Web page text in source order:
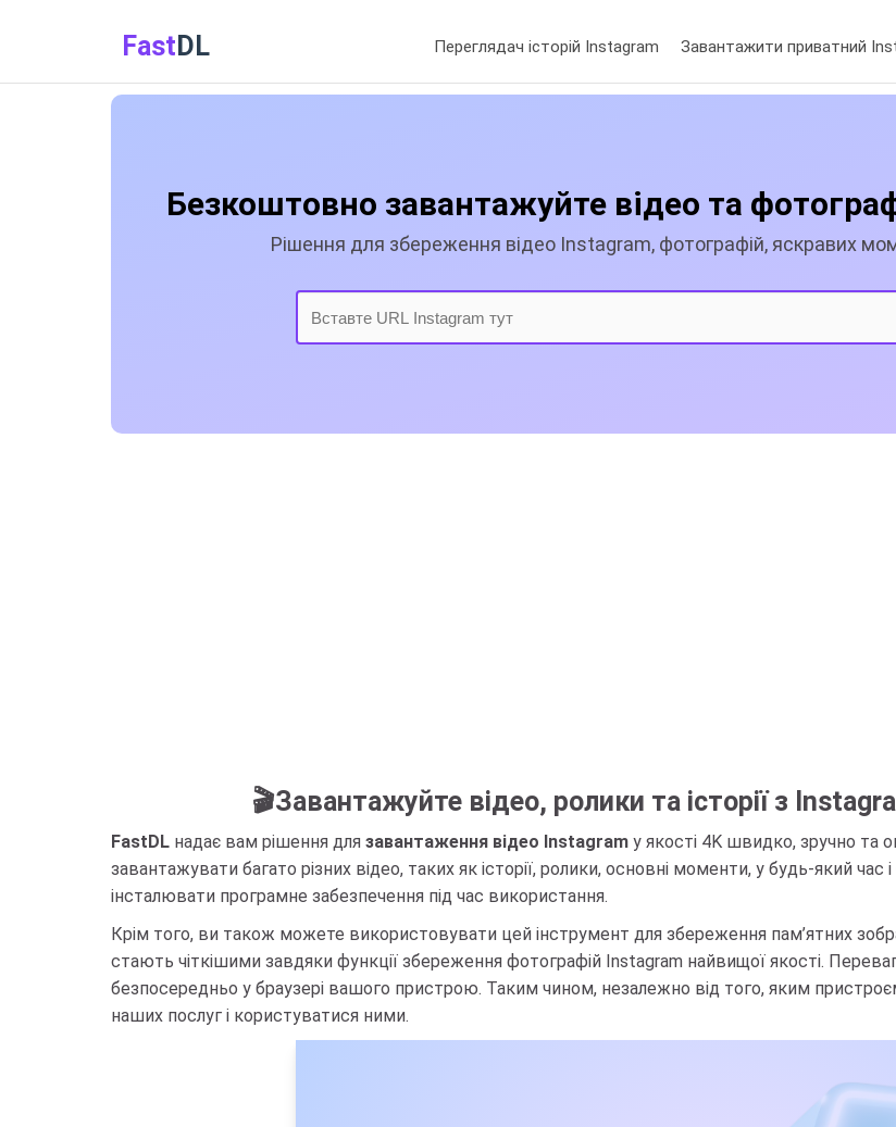
Fast DL Переглядач історій Instagram Завантажити приватний
Безкоштовно завантажуйте відео та
Рішення для збереження відео Instagram, фотографій, яскравих
🎬Завантажуйте відео, ролики та історії з
FastDL надає вам рішення для завантаження відео Instagram у якості 4K швидко, зручно та
завантажувати багато різних відео, таких як історії, ролики, основні моменти, у будь-який
інсталювати програмне забезпечення під час використання.
Крім того, ви також можете використовувати цей інструмент для збереження пам’ятних
стають чіткішими завдяки функції збереження фотографій Instagram найвищої якості.
безпосередньо у браузері вашого пристрою. Таким чином, незалежно від того, яким
наших послуг і користуватися ними.